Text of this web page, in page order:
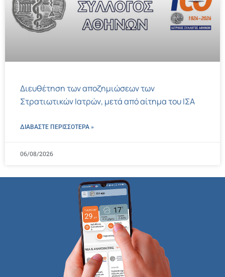
Διευθέτηση των αποζημιώσεων των
Στρατιωτικών Ιατρών, μετά από αίτημα του ΙΣΑ
ΔΙΑΒΑΣΤΕ ΠΕΡΙΣΣΌΤΕΡΑ »
06/08/2026